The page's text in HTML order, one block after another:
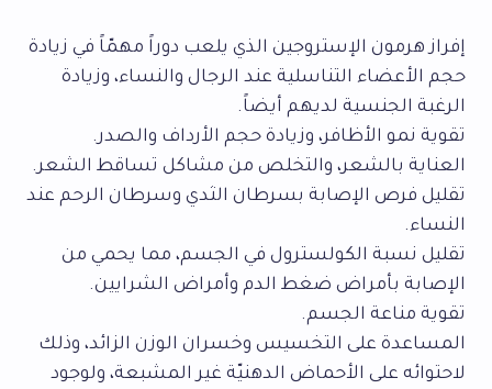
إفراز هرمون الإستروجين الذي يلعب دوراً مهمّاً في زيادة
حجم الأعضاء التناسلية عند الرجال والنساء، وزيادة
الرغبة الجنسية لديهم أيضاً.
تقوية نمو الأظافر، وزيادة حجم الأرداف والصدر.
العناية بالشعر، والتخلص من مشاكل تساقط الشعر.
تقليل فرص الإصابة بسرطان الثدي وسرطان الرحم عند
النساء.
تقليل نسبة الكولسترول في الجسم، مما يحمي من
الإصابة بأمراض ضغط الدم وأمراض الشرايين.
تقوية مناعة الجسم.
المساعدة على التخسيس وخسران الوزن الزائد، وذلك
لاحتوائه على الأحماض الدهنيّة غير المشبعة، ولوجود